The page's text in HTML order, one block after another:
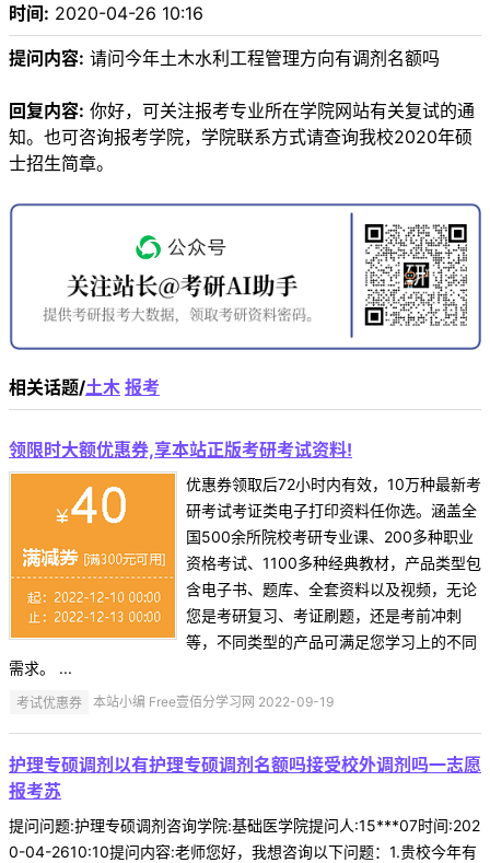
时间: 2020-04-26 10:16
提问内容: 请问今年土木水利工程管理方向有调剂名额吗
回复内容: 你好，可关注报考专业所在学院网站有关复试的通
知。也可咨询报考学院，学院联系方式请查询我校2020年硕
士招生简章。
相关话题/土木 报考
领限时大额优惠券,享本站正版考研考试资料!
优惠券领取后72小时内有效，10万种最新考
研考试考证类电子打印资料任你选。涵盖全
国500余所院校考研专业课、200多种职业
资格考试、1100多种经典教材，产品类型包
含电子书、题库、全套资料以及视频，无论
您是考研复习、考证刷题，还是考前冲刺
等，不同类型的产品可满足您学习上的不同
需求。 ...
考试优惠券 本站小编 Free壹佰分学习网 2022-09-19
护理专硕调剂以有护理专硕调剂名额吗接受校外调剂吗一志愿
报考苏
提问问题:护理专硕调剂咨询学院:基础医学院提问人:15***07时间:202
0-04-2610:10提问内容:老师您好，我想咨询以下问题：1.贵校今年有